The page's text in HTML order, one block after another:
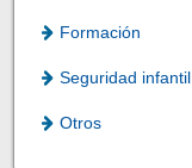
Formación
Seguridad infantil
Otros